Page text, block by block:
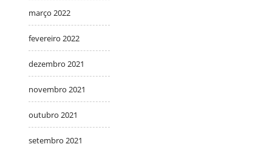
março 2022
fevereiro 2022
dezembro 2021
novembro 2021
outubro 2021
setembro 2021